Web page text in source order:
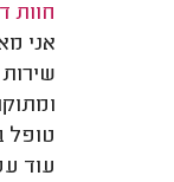
חוות
אני
טופל
עוד